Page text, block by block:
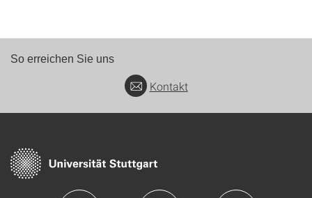
So erreichen Sie uns
Kontakt